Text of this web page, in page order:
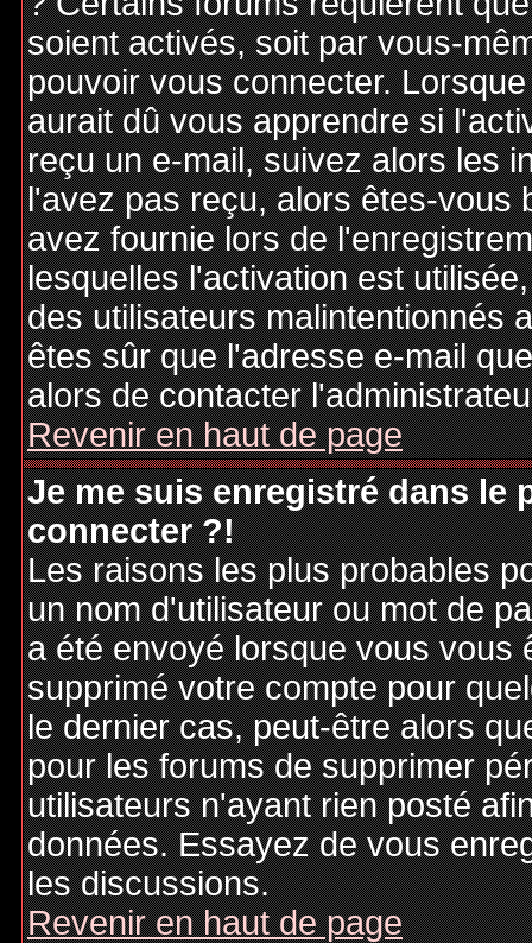
soient activés, soit par vous-
pouvoir vous connecter.
aurait dû vous apprendre si
reçu un e-mail, suivez alors les
l'avez pas reçu, alors êtes-vous
avez fournie lors de
lesquelles l'activation est
des utilisateurs malintentionnés
êtes sûr que l'adresse e-mail
alors de contacter
Revenir en haut de page
Je me suis enregistré dans le
connecter ?!
Les raisons les plus probables
un nom d'utilisateur ou mot de
a été envoyé lorsque vous vous
supprimé votre compte pour
le dernier cas, peut-être alors
pour les forums de supprimer
utilisateurs n'ayant rien posté
données. Essayez de vous
les discussions.
Revenir en haut de page